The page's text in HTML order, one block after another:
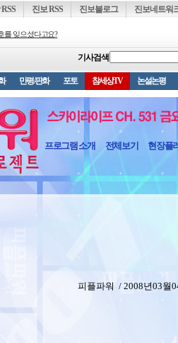
진보네트워
진보블로그
진보 RSS
를 잊으셨다고요?
기사검색
만평/판화 포토 참세상TV 논설논평
피플파워 / 2008년03월
프로그램 소개 전체보기 현장플